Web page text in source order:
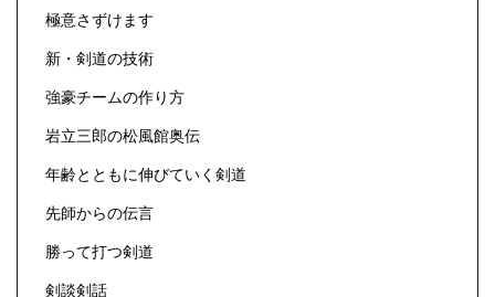
極意さずけます
新・剣道の技術
強豪チームの作り方
岩立三郎の松風館奥伝
年齢とともに伸びていく剣道
先師からの伝言
勝って打つ剣道
剣談剣話